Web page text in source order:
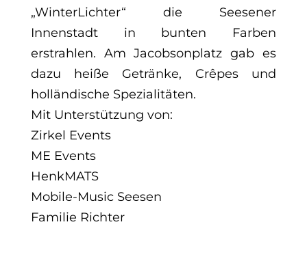
„WinterLichter“ die Seesener
Innenstadt in bunten Farben
erstrahlen. Am Jacobsonplatz gab es
dazu heiße Getränke, Crêpes und
holländische Spezialitäten.
Mit Unterstützung von:
Zirkel Events
ME Events
HenkMATS
Mobile-Music Seesen
Familie Richter